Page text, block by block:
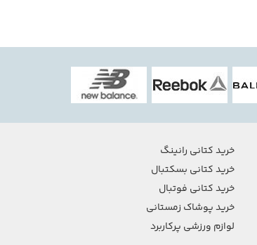
خرید کتانی رانینگ
خرید کتانی بسکتبال
خرید کتانی فوتبال
خرید پوشاک زمستانی
لوازم ورزشی پرکاربرد